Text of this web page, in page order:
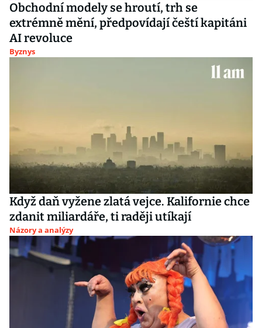
Obchodní modely se hroutí, trh se
extrémně mění, předpovídají čeští kapitáni
AI revoluce
Byznys
Když daň vyžene zlatá vejce. Kalifornie chce
zdanit miliardáře, ti raději utíkají
Názory a analýzy